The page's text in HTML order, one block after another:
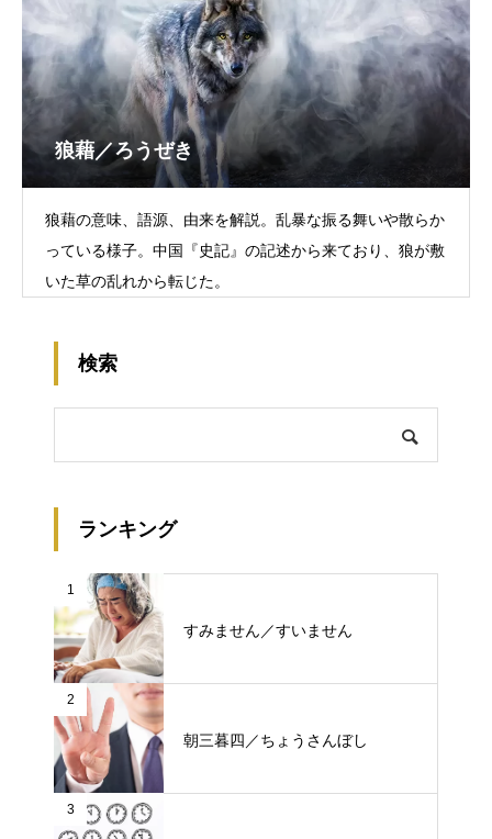
狼藉／ろうぜき
狼藉の意味、語源、由来を解説。乱暴な振る舞いや散らか
っている様子。中国『史記』の記述から来ており、狼が敷
いた草の乱れから転じた。
検索
ランキング
1
すみません／すいません
2
朝三暮四／ちょうさんぼし
3